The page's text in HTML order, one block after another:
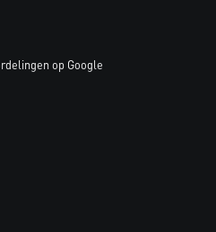
op Google